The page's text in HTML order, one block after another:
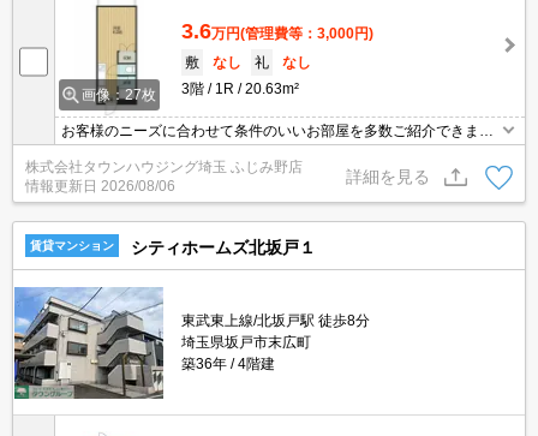
画像：27枚
3.6万円(管理費等：3,000円)
敷
なし 礼
なし
3階
1R 20.63m²
お客様のニーズに合わせて条件のいいお部屋を多数ご紹介できます♪
情報数No.1のタウンハウジングまで是非お問い合わせください！
株式会社タウンハウジング埼玉 ふじみ野店
情報更新日 2026/08/06
詳細を見る
賃貸マンション シティホームズ北坂戸１
東武東上線/北坂戸駅 徒歩8分
埼玉県坂戸市末広町
築36年
4階建